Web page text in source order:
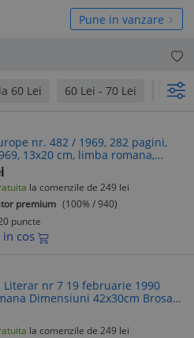
Pune in vanzare
60 Lei 60 Lei - 70 Lei
nr. 482 / 1969, 282 pagini,
13x20 cm, limba romana,
stare buna
la comenzile de 249 lei
premium (100% / 940)
puncte
in cos
Literar nr 7 19 februarie 1990
Dimensiuni 42x30cm Brosat
la comenzile de 249 lei